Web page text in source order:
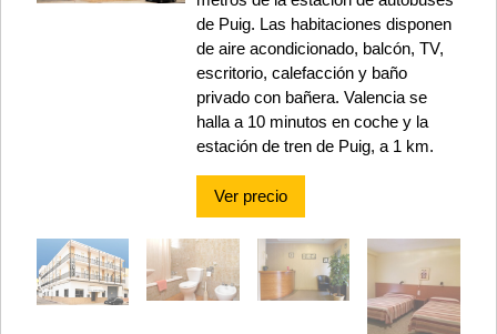
de Puig. Las habitaciones disponen
de aire acondicionado, balcón, TV,
escritorio, calefacción y baño
privado con bañera. Valencia se
halla a 10 minutos en coche y la
estación de tren de Puig, a 1 km.
Ver precio